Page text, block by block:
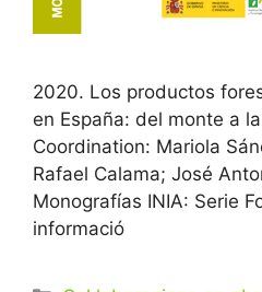
2020. Los productos
en España: del monte a
Coordination: Mariola
Rafael Calama; José
Monografías INIA: Serie
informació